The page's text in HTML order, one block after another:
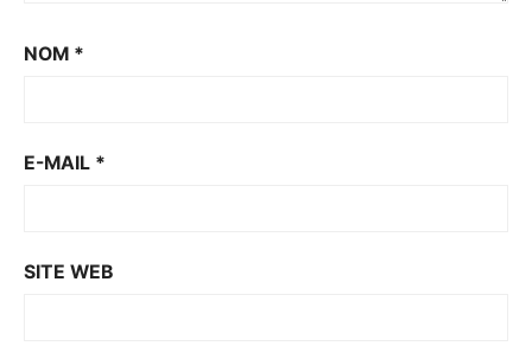
NOM *
E-MAIL *
SITE WEB